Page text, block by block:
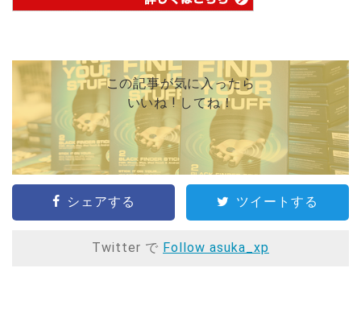
この記事が気に入ったら
いいね ! してね！
シェアする ツイートする
Twitter で Follow asuka_xp